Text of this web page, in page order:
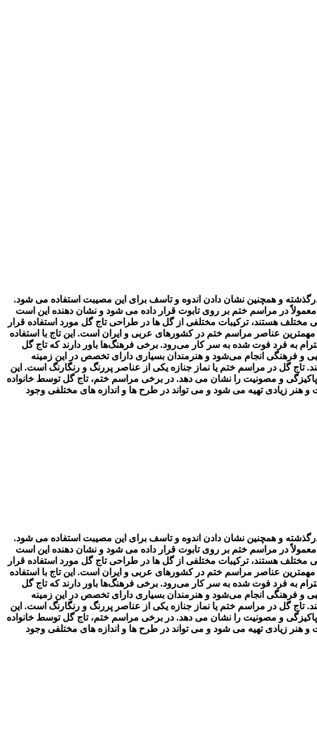
و همچنین نشان دادن اندوه و تاسف برای این مصیبت استفاده می شود.
در مراسم ختم بر روی تابوت قرار داده می شود و نشان دهنده این است
هستند، ترکیبات مختلفی از گل ها در طراحی تاج گل مورد استفاده قرار
مهمترین عناصر مراسم ختم در کشورهای عربی و ایران است. این تاج با استفاده
به فرد فوت شده به سر کار می‌رود. برخی فرهنگ‌ها باور دارند که تاج گل
و فرهنگی انجام می‌شود و هنرمندان بسیاری دارای تخصص در این زمینه
تاج گل در مراسم ختم یا نماز جنازه یکی از عناصر پررنگ و رنگارنگ است. این
و مصونیت را نشان می دهد. در برخی مراسم ختم، تاج گل توسط خانواده
زیادی تهیه می شود و می تواند در طرح ها و اندازه های مختلفی وجود
و همچنین نشان دادن اندوه و تاسف برای این مصیبت استفاده می شود.
در مراسم ختم بر روی تابوت قرار داده می شود و نشان دهنده این است
هستند، ترکیبات مختلفی از گل ها در طراحی تاج گل مورد استفاده قرار
مهمترین عناصر مراسم ختم در کشورهای عربی و ایران است. این تاج با استفاده
به فرد فوت شده به سر کار می‌رود. برخی فرهنگ‌ها باور دارند که تاج گل
و فرهنگی انجام می‌شود و هنرمندان بسیاری دارای تخصص در این زمینه
تاج گل در مراسم ختم یا نماز جنازه یکی از عناصر پررنگ و رنگارنگ است. این
و مصونیت را نشان می دهد. در برخی مراسم ختم، تاج گل توسط خانواده
زیادی تهیه می شود و می تواند در طرح ها و اندازه های مختلفی وجود